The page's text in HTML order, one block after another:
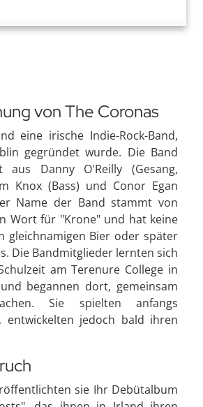
von The Coronas
eine irische Indie-Rock-Band,
gegründet wurde. Die Band
aus Danny O'Reilly (Gesang,
Knox (Bass) und Conor Egan
Name der Band stammt von
Wort für "Krone" und hat keine
gleichnamigen Bier oder später
Die Bandmitglieder lernten sich
am Terenure College in
begannen dort, gemeinsam
Sie spielten anfangs
entwickelten jedoch bald ihren
sie Ihr Debütalbum